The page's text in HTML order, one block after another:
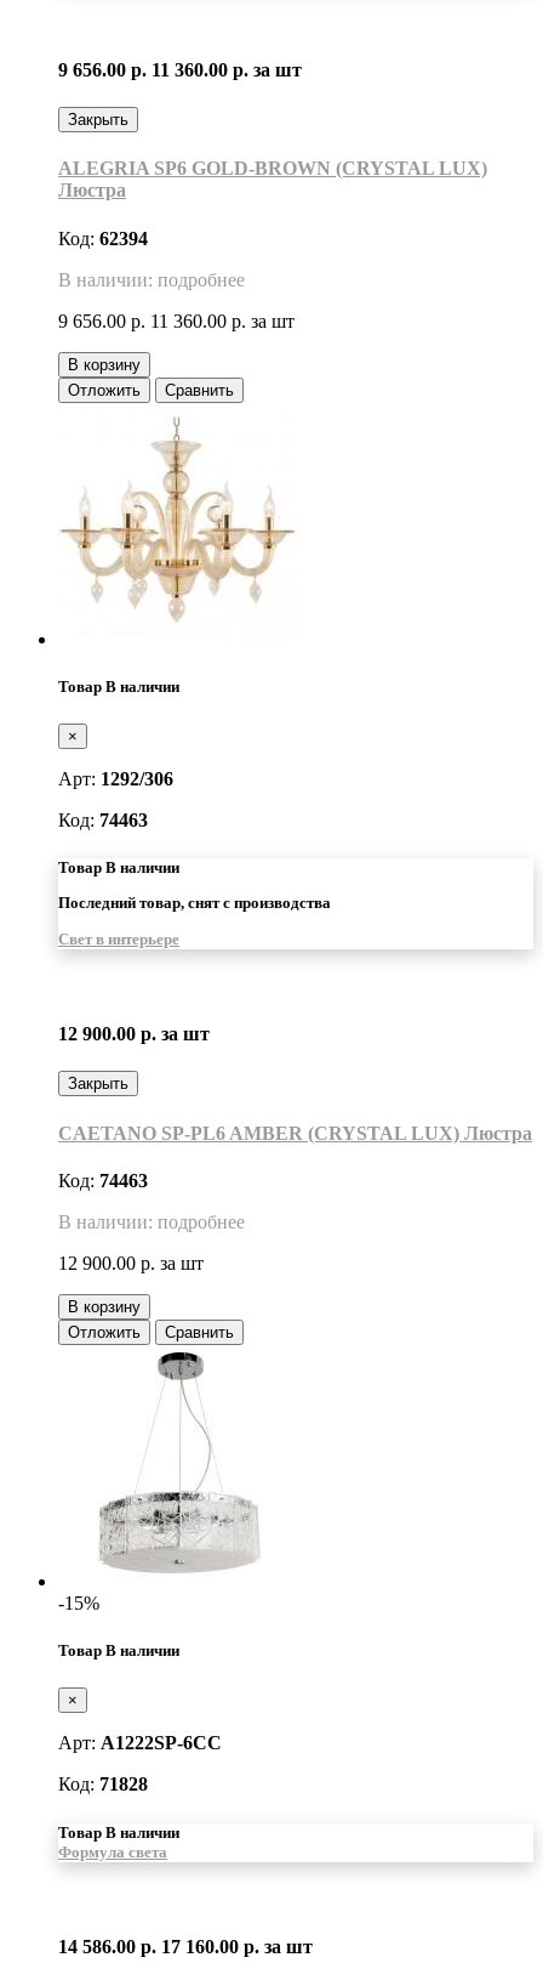
9 656.00 р. 11 360.00 р. за шт
Закрыть
ALEGRIA SP6 GOLD-BROWN (CRYSTAL LUX)
Люстра
Код: 62394
В наличии: подробнее
9 656.00 р. 11 360.00 р. за шт
В корзину
Отложить
Сравнить
Товар В наличии
×
Арт: 1292/306
Код: 74463
Товар В наличии
Последний товар, снят с производства
Свет в интерьере
12 900.00 р. за шт
Закрыть
CAETANO SP-PL6 AMBER (CRYSTAL LUX) Люстра
Код: 74463
В наличии: подробнее
12 900.00 р. за шт
В корзину
Отложить
Сравнить
-15%
Товар В наличии
×
Арт: A1222SP-6CC
Код: 71828
Товар В наличии
Формула света
14 586.00 р. 17 160.00 р. за шт